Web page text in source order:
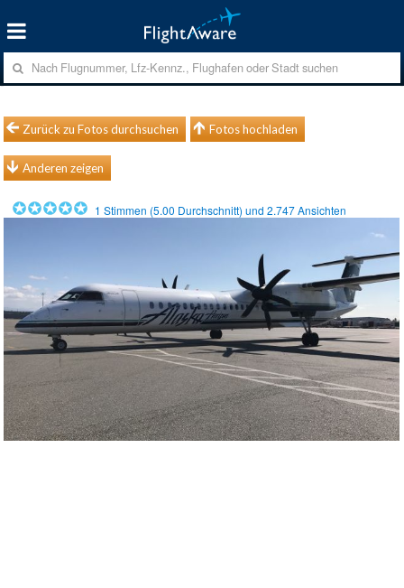
Zurück zu Fotos durchsuchen Fotos hochladen
Anderen zeigen
1 Stimmen (5.00 Durchschnitt) und2.747Ansichten